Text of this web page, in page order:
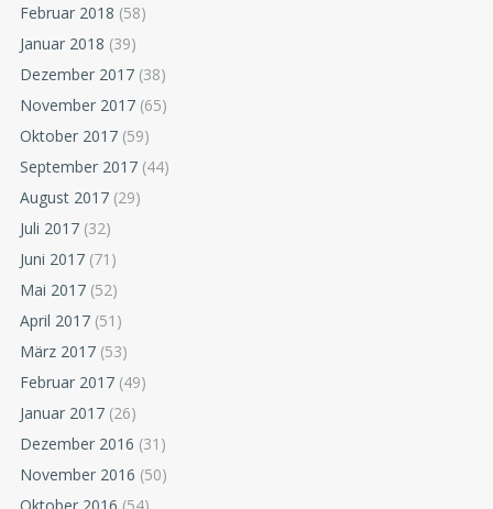
Februar 2018 (58)
Januar 2018 (39)
Dezember 2017 (38)
November 2017 (65)
Oktober 2017 (59)
September 2017 (44)
August 2017 (29)
Juli 2017 (32)
Juni 2017 (71)
Mai 2017 (52)
April 2017 (51)
März 2017 (53)
Februar 2017 (49)
Januar 2017 (26)
Dezember 2016 (31)
November 2016 (50)
Oktober 2016 (54)